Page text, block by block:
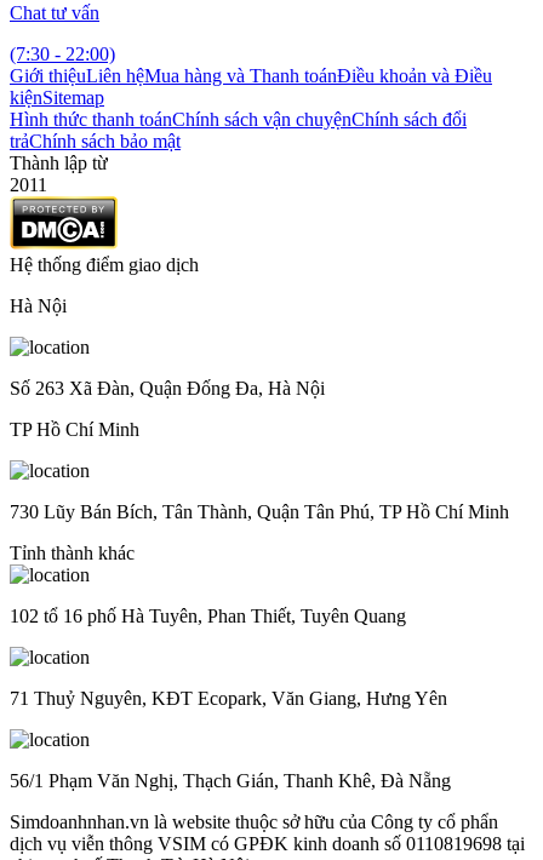
Chat tư vấn
(7:30 - 22:00)
Giới thiệuLiên hệMua hàng và Thanh toánĐiều khoản và Điều
kiệnSitemap
Hình thức thanh toánChính sách vận chuyệnChính sách đổi
trảChính sách bảo mật
Thành lập từ
2011
Hệ thống điểm giao dịch
Hà Nội
Số 263 Xã Đàn, Quận Đống Đa, Hà Nội
TP Hồ Chí Minh
730 Lũy Bán Bích, Tân Thành, Quận Tân Phú, TP Hồ Chí Minh
Tỉnh thành khác
102 tổ 16 phố Hà Tuyên, Phan Thiết, Tuyên Quang
71 Thuỷ Nguyên, KĐT Ecopark, Văn Giang, Hưng Yên
56/1 Phạm Văn Nghị, Thạch Gián, Thanh Khê, Đà Nẵng
Simdoanhnhan.vn là website thuộc sở hữu của Công ty cổ phẩn
dịch vụ viễn thông VSIM có GPĐK kinh doanh số 0110819698 tại